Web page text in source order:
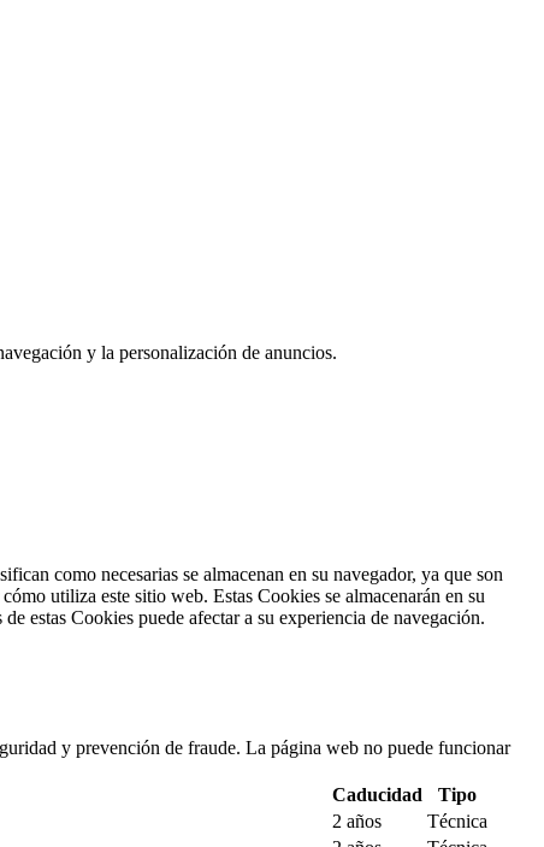
y la personalización de anuncios.
como necesarias se almacenan en su navegador, ya que son
utiliza este sitio web. Estas Cookies se almacenarán en su
estas Cookies puede afectar a su experiencia de navegación.
y prevención de fraude. La página web no puede funcionar
Caducidad
Tipo
2 años
Técnica